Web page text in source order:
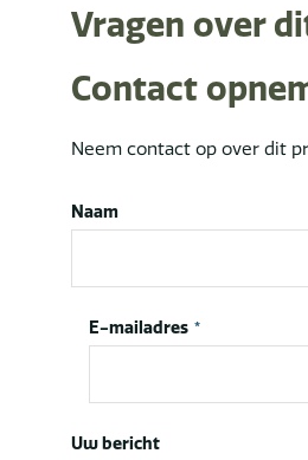
Vragen over
Contact
Neem contact op over dit
Naam
E-mailadres *
Uw bericht